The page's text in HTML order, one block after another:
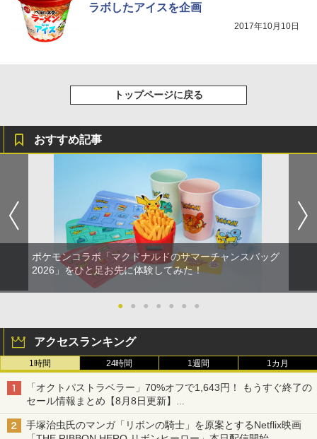
ラボしたアイスを企画
2017年10月10日
トップページに戻る
おすすめ記事
ポケモンコラボ「マクドナルドのサマーチャンスバッグ
2026」をひと足お先に体験してみた！
● ● ● ● ● ● ●
アクセスランキング
1時間 24時間 1週間 1カ月
「オクトパストラベラー」70%オフで1,643円！ もうすぐ終了の
セール情報まとめ【8月8日更新】
ニンテンドーeショップでは「大神 絶景版」が67%オフで990円
手塚治虫氏のマンガ「リボンの騎士」を原案とするNetflix映画